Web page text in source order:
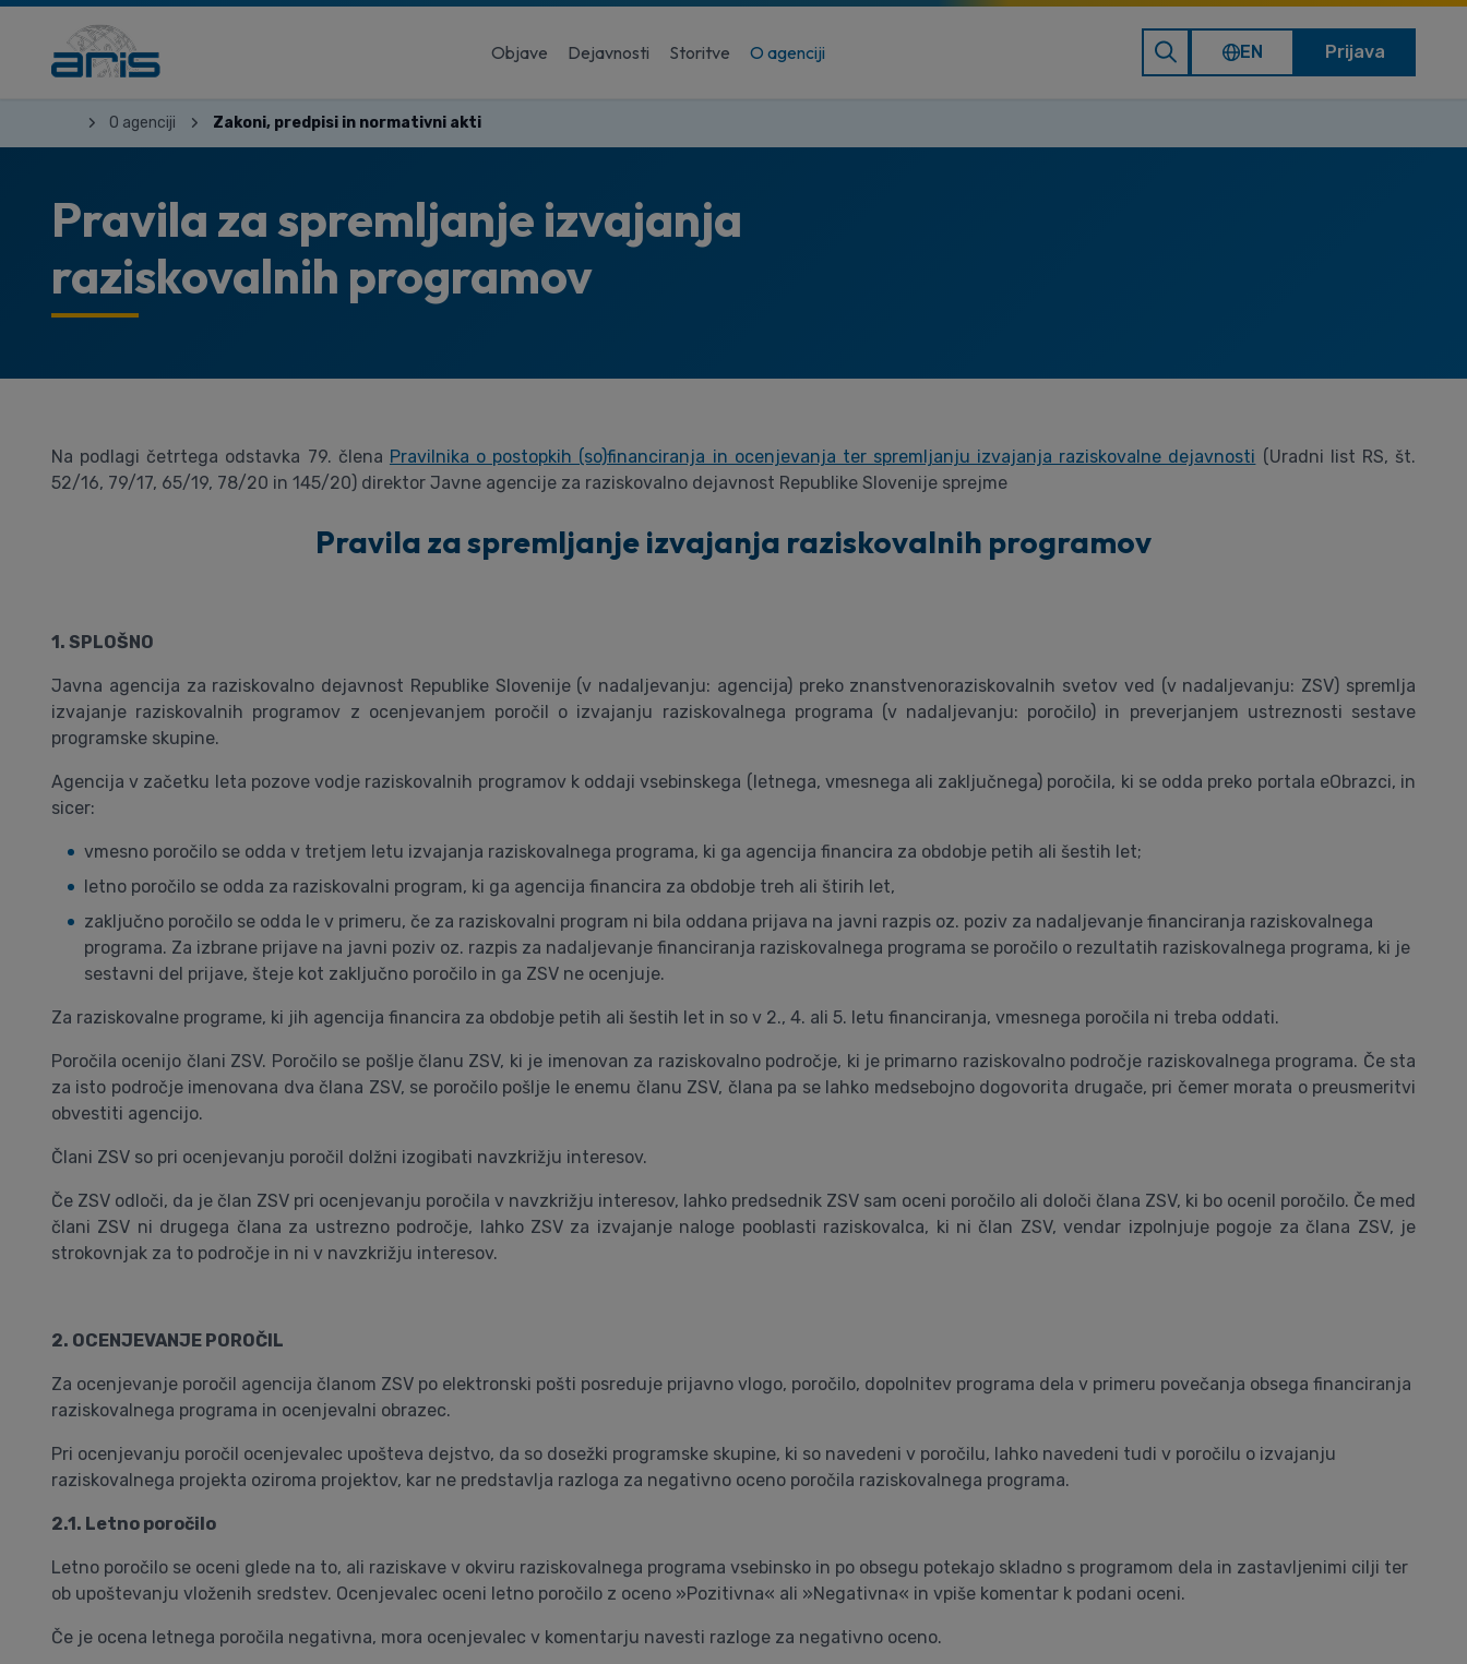
Objave Dejavnosti Storitve O agenciji EN Prijava
O agenciji Zakoni, predpisi in normativni akti
Pravila za spremljanje izvajanja
raziskovalnih programov
Na podlagi četrtega odstavka 79. člena Pravilnika o postopkih (so)financiranja in ocenjevanja ter spremljanju izvajanja raziskovalne dejavnosti (Uradni list RS, št.
52/16, 79/17, 65/19, 78/20 in 145/20) direktor Javne agencije za raziskovalno dejavnost Republike Slovenije sprejme
Pravila za spremljanje izvajanja raziskovalnih programov
1. SPLOŠNO
Javna agencija za raziskovalno dejavnost Republike Slovenije (v nadaljevanju: agencija) preko znanstvenoraziskovalnih svetov ved (v nadaljevanju: ZSV) spremlja
izvajanje raziskovalnih programov z ocenjevanjem poročil o izvajanju raziskovalnega programa (v nadaljevanju: poročilo) in preverjanjem ustreznosti sestave
programske skupine.
Agencija v začetku leta pozove vodje raziskovalnih programov k oddaji vsebinskega (letnega, vmesnega ali zaključnega) poročila, ki se odda preko portala eObrazci, in
sicer:
vmesno poročilo se odda v tretjem letu izvajanja raziskovalnega programa, ki ga agencija financira za obdobje petih ali šestih let;
letno poročilo se odda za raziskovalni program, ki ga agencija financira za obdobje treh ali štirih let,
zaključno poročilo se odda le v primeru, če za raziskovalni program ni bila oddana prijava na javni razpis oz. poziv za nadaljevanje financiranja raziskovalnega
programa. Za izbrane prijave na javni poziv oz. razpis za nadaljevanje financiranja raziskovalnega programa se poročilo o rezultatih raziskovalnega programa, ki je
sestavni del prijave, šteje kot zaključno poročilo in ga ZSV ne ocenjuje.
Za raziskovalne programe, ki jih agencija financira za obdobje petih ali šestih let in so v 2., 4. ali 5. letu financiranja, vmesnega poročila ni treba oddati.
Poročila ocenijo člani ZSV. Poročilo se pošlje članu ZSV, ki je imenovan za raziskovalno področje, ki je primarno raziskovalno področje raziskovalnega programa. Če sta
za isto področje imenovana dva člana ZSV, se poročilo pošlje le enemu članu ZSV, člana pa se lahko medsebojno dogovorita drugače, pri čemer morata o preusmeritvi
obvestiti agencijo.
Člani ZSV so pri ocenjevanju poročil dolžni izogibati navzkrižju interesov.
Če ZSV odloči, da je član ZSV pri ocenjevanju poročila v navzkrižju interesov, lahko predsednik ZSV sam oceni poročilo ali določi člana ZSV, ki bo ocenil poročilo. Če med
člani ZSV ni drugega člana za ustrezno področje, lahko ZSV za izvajanje naloge pooblasti raziskovalca, ki ni član ZSV, vendar izpolnjuje pogoje za člana ZSV, je
strokovnjak za to področje in ni v navzkrižju interesov.
2. OCENJEVANJE POROČIL
Za ocenjevanje poročil agencija članom ZSV po elektronski pošti posreduje prijavno vlogo, poročilo, dopolnitev programa dela v primeru povečanja obsega financiranja
raziskovalnega programa in ocenjevalni obrazec.
Pri ocenjevanju poročil ocenjevalec upošteva dejstvo, da so dosežki programske skupine, ki so navedeni v poročilu, lahko navedeni tudi v poročilu o izvajanju
raziskovalnega projekta oziroma projektov, kar ne predstavlja razloga za negativno oceno poročila raziskovalnega programa.
2.1. Letno poročilo
Letno poročilo se oceni glede na to, ali raziskave v okviru raziskovalnega programa vsebinsko in po obsegu potekajo skladno s programom dela in zastavljenimi cilji ter
ob upoštevanju vloženih sredstev. Ocenjevalec oceni letno poročilo z oceno »Pozitivna« ali »Negativna« in vpiše komentar k podani oceni.
Če je ocena letnega poročila negativna, mora ocenjevalec v komentarju navesti razloge za negativno oceno.